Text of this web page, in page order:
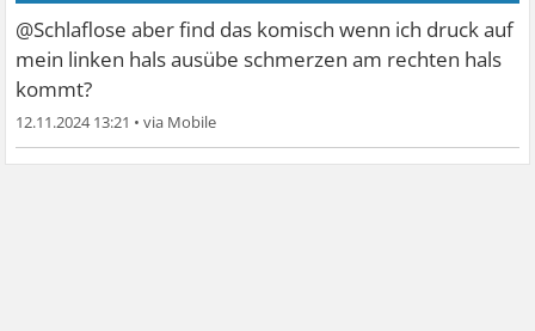
@Schlaflose aber find das komisch wenn ich druck auf
mein linken hals ausübe schmerzen am rechten hals
kommt?
12.11.2024 13:21 •